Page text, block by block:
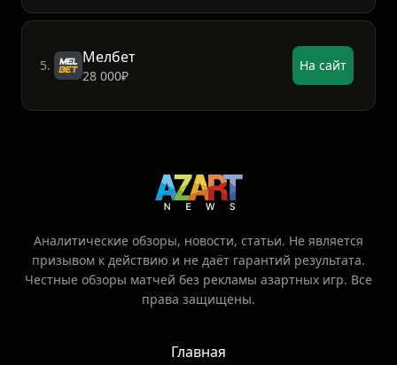
5. Мелбет
28 000₽
На сайт
Аналитические обзоры, новости, статьи. Не является
призывом к действию и не даёт гарантий результата.
Честные обзоры матчей без рекламы азартных игр. Все
права защищены.
Главная